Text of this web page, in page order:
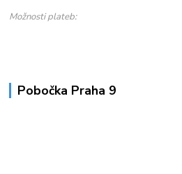
Možnosti plateb:
Pobočka Praha 9